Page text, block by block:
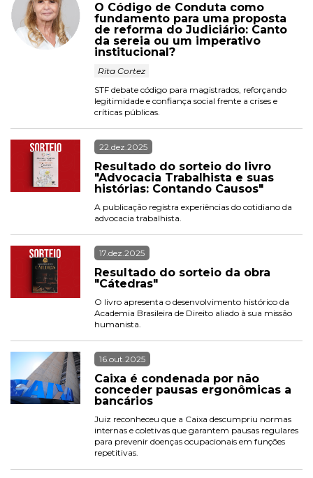
O Código de Conduta como
fundamento para uma proposta
de reforma do Judiciário: Canto
da sereia ou um imperativo
institucional?
Rita Cortez
STF debate código para magistrados, reforçando
legitimidade e confiança social frente a crises e
críticas públicas.
22.dez.2025
Resultado do sorteio do livro
"Advocacia Trabalhista e suas
histórias: Contando Causos"
A publicação registra experiências do cotidiano da
advocacia trabalhista.
17.dez.2025
Resultado do sorteio da obra
"Cátedras"
O livro apresenta o desenvolvimento histórico da
Academia Brasileira de Direito aliado à sua missão
humanista.
16.out.2025
Caixa é condenada por não
conceder pausas ergonômicas a
bancários
Juiz reconheceu que a Caixa descumpriu normas
internas e coletivas que garantem pausas regulares
para prevenir doenças ocupacionais em funções
repetitivas.